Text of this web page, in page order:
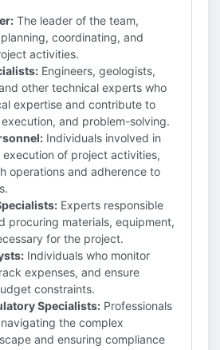
The leader of the team,
coordinating, and
activities.
Engineers, geologists,
other technical experts who
expertise and contribute to
and problem-solving.
Individuals involved in
of project activities,
operations and adherence to
Experts responsible
procuring materials, equipment,
for the project.
Individuals who monitor
expenses, and ensure
constraints.
Specialists: Professionals
the complex
and ensuring compliance